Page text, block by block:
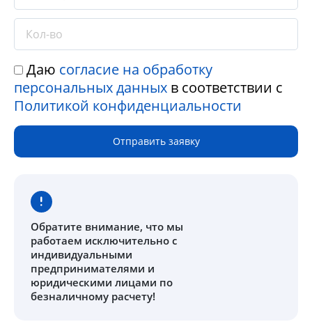
Даю согласие на обработку
персональных данных в соответствии с
Политикой конфиденциальности
Отправить заявку
Обратите внимание, что мы
работаем исключительно с
индивидуальными
предпринимателями и
юридическими лицами по
безналичному расчету!